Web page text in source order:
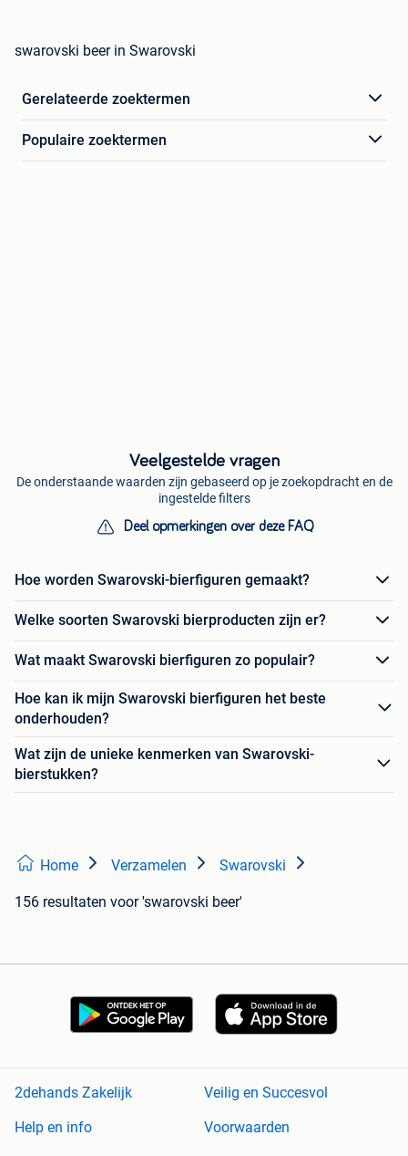
swarovski beer in Swarovski
Gerelateerde zoektermen
Populaire zoektermen
Veelgestelde vragen
De onderstaande waarden zijn gebaseerd op je zoekopdracht en de
ingestelde filters
Deel opmerkingen over deze FAQ
Hoe worden Swarovski-bierfiguren gemaakt?
Welke soorten Swarovski bierproducten zijn er?
Wat maakt Swarovski bierfiguren zo populair?
Hoe kan ik mijn Swarovski bierfiguren het beste
onderhouden?
Wat zijn de unieke kenmerken van Swarovski-
bierstukken?
Home Verzamelen Swarovski
156 resultaten voor 'swarovski beer'
2dehands Zakelijk
Veilig en Succesvol
Help en info
Voorwaarden